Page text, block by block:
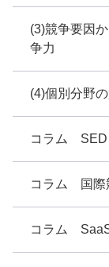
(3)競争要因
争力
(4)個別分野
コラム SED
コラム 国際
コラム